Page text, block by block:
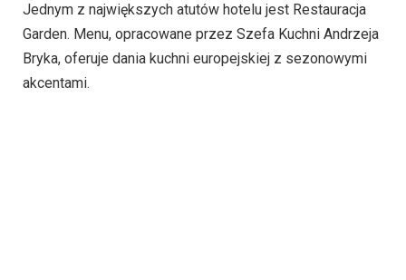
Jednym z największych atutów hotelu jest Restauracja
Garden. Menu, opracowane przez Szefa Kuchni Andrzeja
Bryka, oferuje dania kuchni europejskiej z sezonowymi
akcentami.